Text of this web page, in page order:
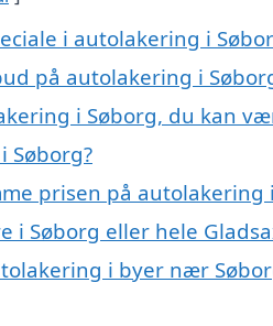
i autolakering i
på autolakering i
i Søborg, du kan
Søborg?
prisen på autolakering
i Søborg eller hele
i byer nær